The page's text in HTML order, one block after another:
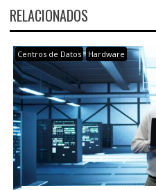
RELACIONADOS
Centros de Datos Hardware